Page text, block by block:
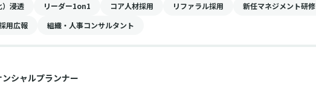
）浸透
リーダー1on1 コア人材採用 リファラル採用 新任マネジメント研修
用広報 組織・人事コンサルタント
ンシャルプランナー